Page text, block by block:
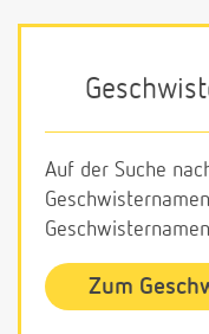
Auf der Suche
Zum